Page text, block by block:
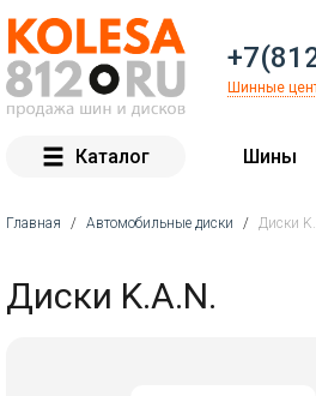
Шинные
Каталог Шины
Главная / Автомобильные диски / Диски
Диски K.A.N.